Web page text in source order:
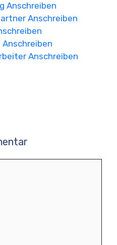
Anschreiben
Anschreiben
Anschreiben
Anschreiben